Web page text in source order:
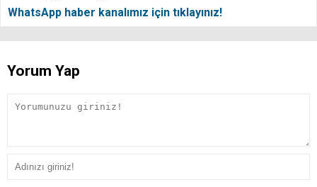
WhatsApp haber kanalımız için tıklayınız!
Yorum Yap